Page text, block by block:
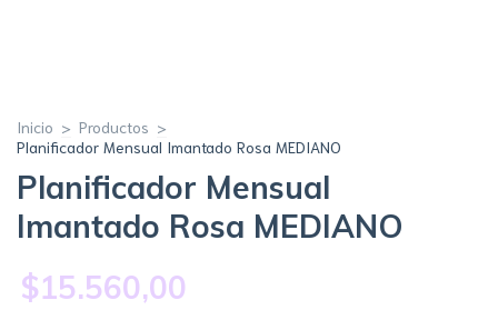
Inicio > Productos >
Planificador Mensual Imantado Rosa MEDIANO
Planificador Mensual
Imantado Rosa MEDIANO
$15.560,00